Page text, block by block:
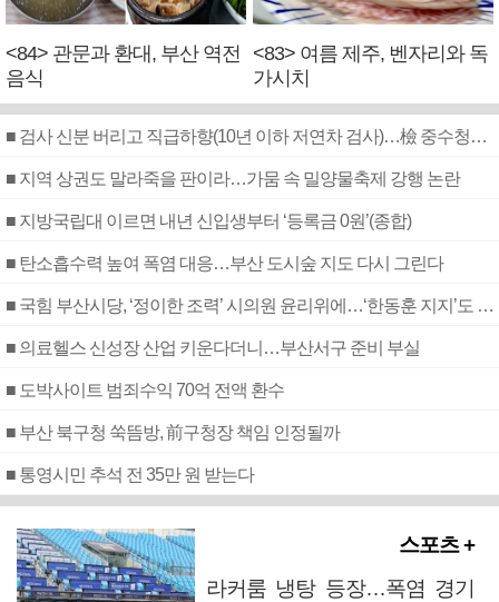
<84> 관문과 환대, 부산 역전
음식
<83> 여름 제주, 벤자리와 독
가시치
■ 검사 신분 버리고 직급하향(10년 이하 저연차 검사)…檢 중수청행 기피
■ 지역 상권도 말라죽을 판이라…가뭄 속 밀양물축제 강행 논란
■ 지방국립대 이르면 내년 신입생부터 ‘등록금 0원’(종합)
■ 탄소흡수력 높여 폭염 대응…부산 도시숲 지도 다시 그린다
■ 국힘 부산시당, ‘정이한 조력’ 시의원 윤리위에…‘한동훈 지지’도 신고접수
■ 의료헬스 신성장 산업 키운다더니…부산서구 준비 부실
■ 도박사이트 범죄수익 70억 전액 환수
■ 부산 북구청 쑥뜸방, 前구청장 책임 인정될까
■ 통영시민 추석 전 35만 원 받는다
스포츠 +
라커룸 냉탕 등장…폭염 경기